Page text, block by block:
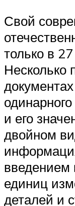
Свой
только в
Несколько
и его
двойном
введением
единиц
деталей и